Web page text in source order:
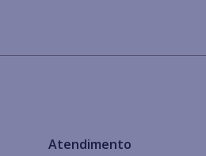
Atendimento